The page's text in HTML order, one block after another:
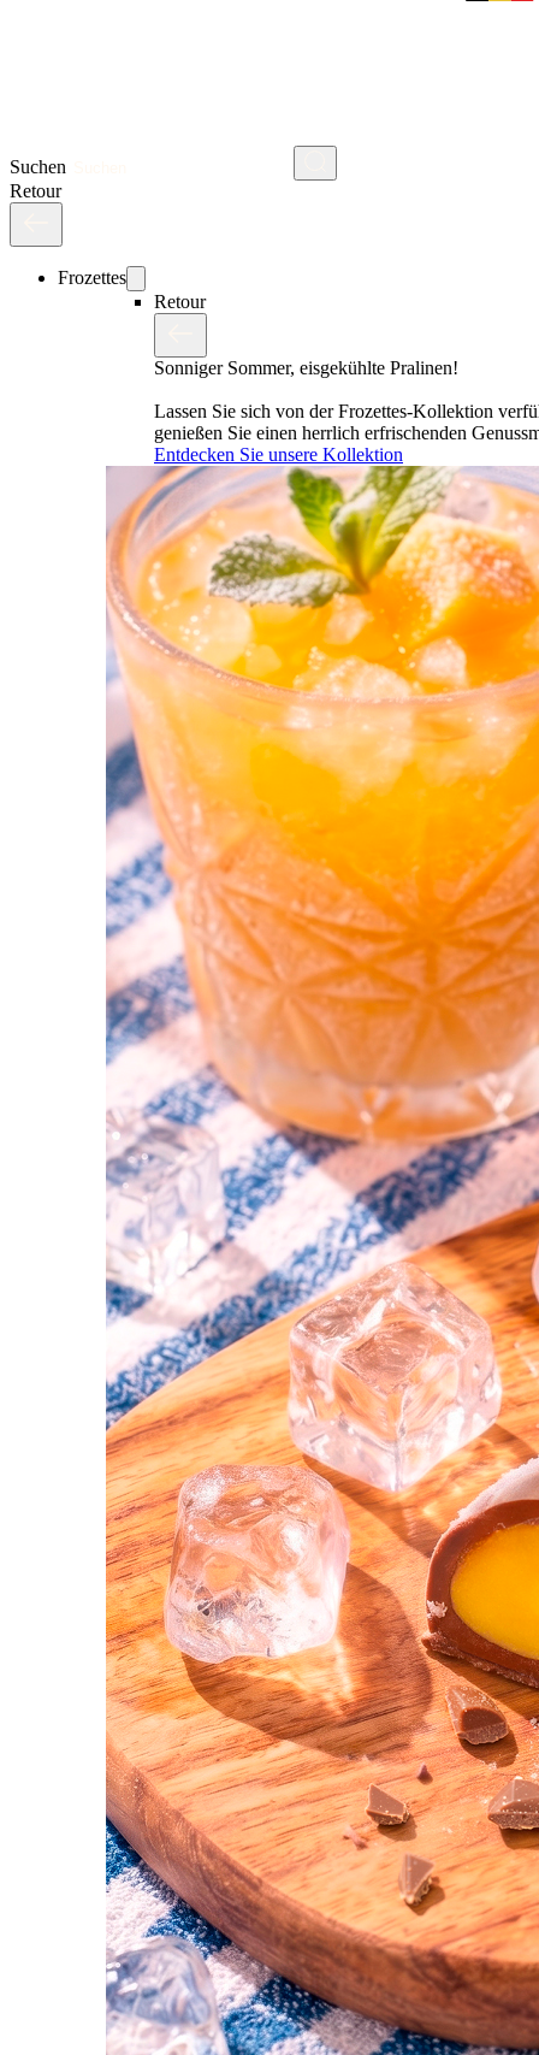
Suchen
Retour
Frozettes
Retour
Sonniger Sommer, eisgekühlte Pralinen!
Lassen Sie sich von der Frozettes-Kollektion
genießen Sie einen herrlich erfrischenden
Entdecken Sie unsere Kollektion